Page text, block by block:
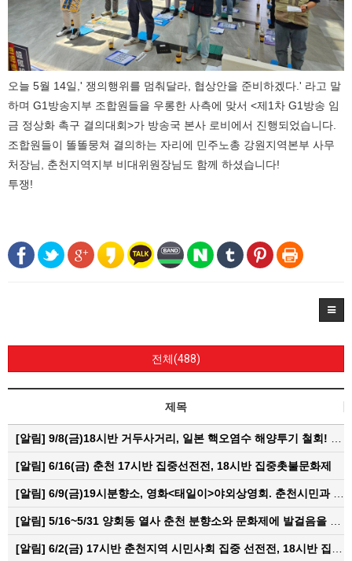
오늘 5월 14일,' 쟁의행위를 멈춰달라, 협상안을 준비하겠다.' 라고 말
하며 G1방송지부 조합원들을 우롱한 사측에 맞서 <제1차 G1방송 임
금 정상화 촉구 결의대회>가 방송국 본사 로비에서 진행되었습니다.
조합원들이 똘똘뭉쳐 결의하는 자리에 민주노총 강원지역본부 사무
처장님, 춘천지역지부 비대위원장님도 함께 하셨습니다!
투쟁!
전체(488)
제목
[알림] 9/8(금)18시반 거두사거리, 일본 핵오염수 해양투기 철회! 춘천시민대회
[알림] 6/16(금) 춘천 17시반 집중선전전, 18시반 집중촛불문화제
[알림] 6/9(금)19시분향소, 영화<태일이>야외상영회. 춘천시민과 함께하는 한여름밤의 영화산책
[알림] 5/16~5/31 양회동 열사 춘천 분향소와 문화제에 발걸음을 내어주신 모든 분들께 감사인사를 올립니다.
[알림] 6/2(금) 17시반 춘천지역 시민사회 집중 선전전, 18시반 집중 촛불문화제